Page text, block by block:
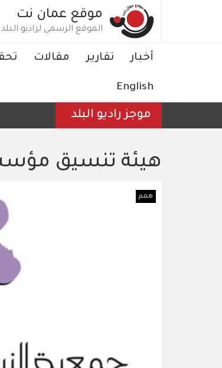
موقع عمان نت
الموقع الرسمي لراديو البلد
Main
أخبار تقارير مقالات
English
موجز راديو البلد
هيئة تنسيق
همم